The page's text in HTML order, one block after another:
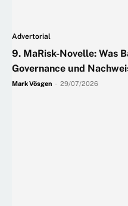
Advertorial
9. MaRisk-Novelle: Was
Governance und
Mark Vösgen 29/07/2026